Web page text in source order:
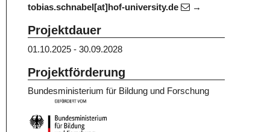
tobias.schnabel[at]hof-university.de
Projektdauer
01.10.2025 - 30.09.2028
Projektförderung
Bundesministerium für Bildung und Forschung